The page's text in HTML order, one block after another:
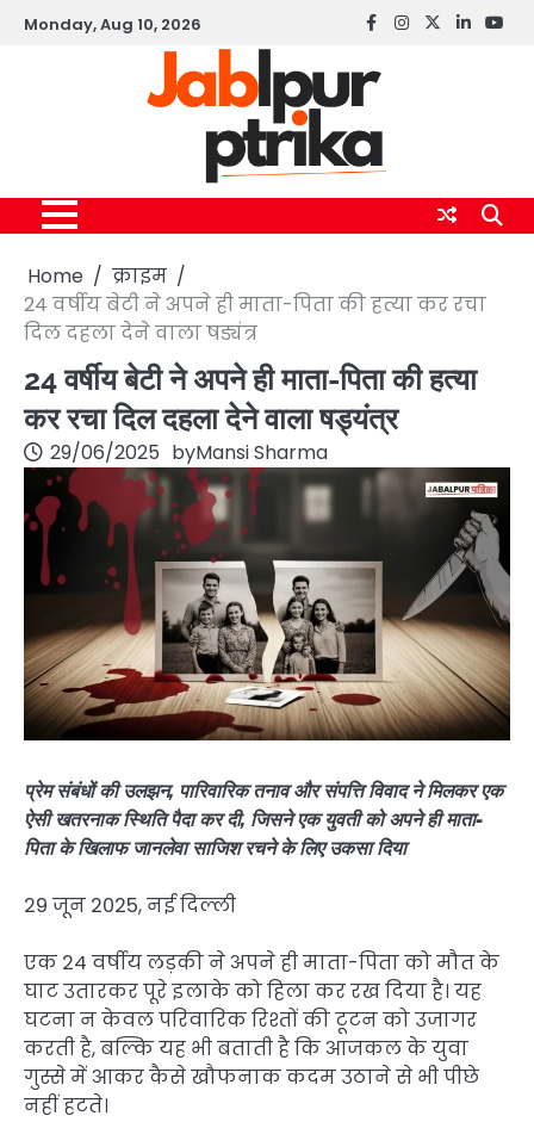
SkipMonday, Aug 10, 2026 Facebook
instagram
twitterlinkedin
Home
क्राइम
24 वर्षीय बेटी ने अपने ही माता-पिता की हत्या कर रचा
दिल दहला देने वाला षड्यंत्र
24 वर्षीय बेटी ने अपने ही माता-पिता की हत्या
कर रचा दिल दहला देने वाला षड्यंत्र
29/06/2025 byMansi Sharma
प्रेम संबंधों की उलझन, पारिवारिक तनाव और संपत्ति विवाद ने मिलकर एक
ऐसी खतरनाक स्थिति पैदा कर दी, जिसने एक युवती को अपने ही माता-
पिता के खिलाफ जानलेवा साजिश रचने के लिए उकसा दिया
29 जून 2025, नई दिल्ली
एक 24 वर्षीय लड़की ने अपने ही माता-पिता को मौत के
घाट उतारकर पूरे इलाके को हिला कर रख दिया है। यह
घटना न केवल परिवारिक रिश्तों की टूटन को उजागर
करती है, बल्कि यह भी बताती है कि आजकल के युवा
गुस्से में आकर कैसे खौफनाक कदम उठाने से भी पीछे
नहीं हटते।